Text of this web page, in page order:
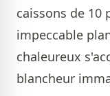
caissons de 10
impeccable
chaleureux
blancheur